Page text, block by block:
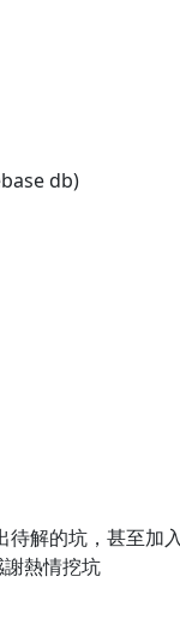
db)
解的坑，甚至加
熱情挖坑